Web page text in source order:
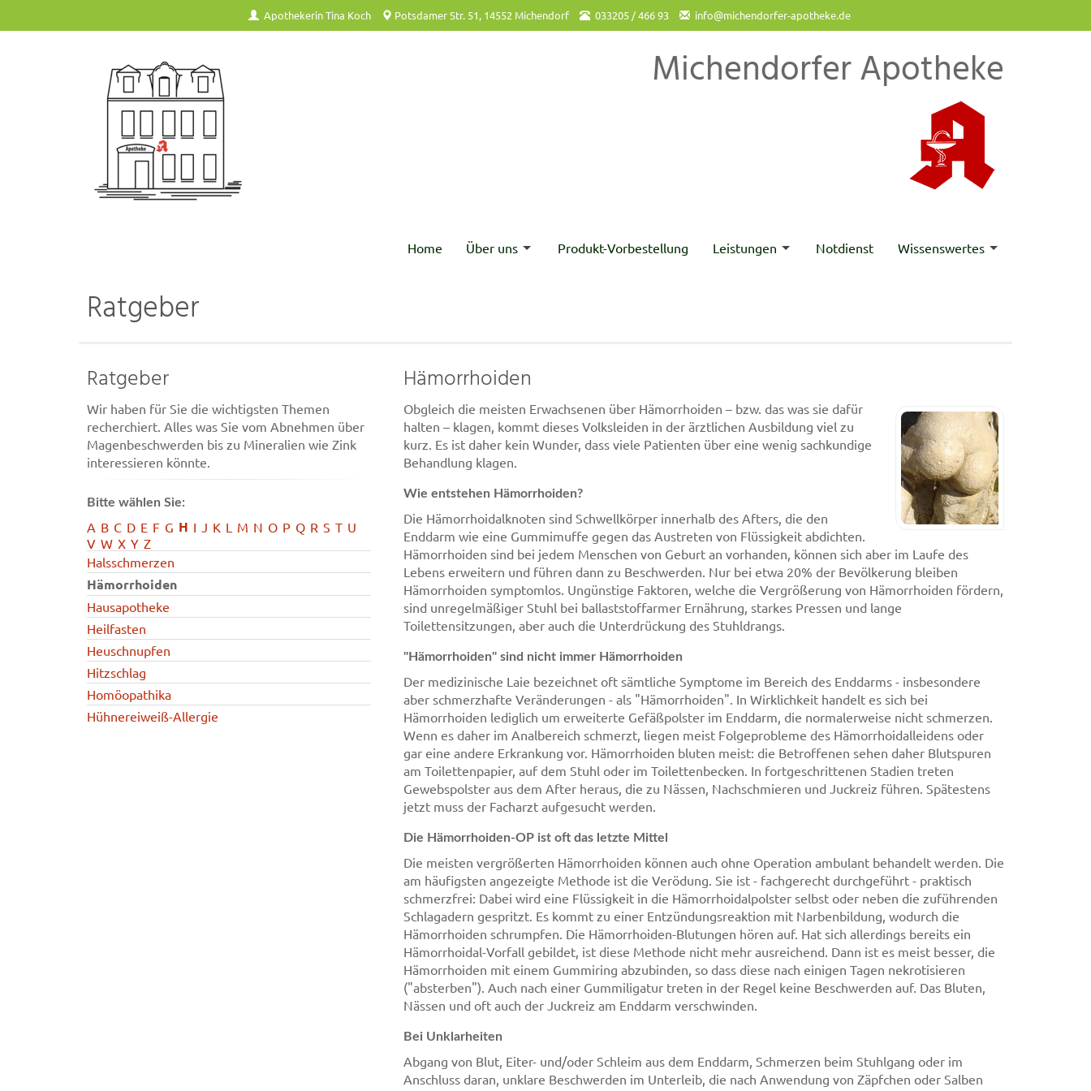
Apothekerin Tina Koch Potsdamer Str. 51, 14552 Michendorf 033205 / 466 93 info@michendorfer-apotheke.de
Michendorfer Apotheke
Home Über uns Produkt-Vorbestellung Leistungen Notdienst Wissenswertes
Ratgeber
Ratgeber
Wir haben für Sie die wichtigsten Themen
recherchiert. Alles was Sie vom Abnehmen über
Magenbeschwerden bis zu Mineralien wie Zink
interessieren könnte.
Bitte wählen Sie:
A B C D E F G H I J K L M N O P Q R S T U
V W X Y Z
Halsschmerzen
Hämorrhoiden
Hausapotheke
Heilfasten
Heuschnupfen
Hitzschlag
Homöopathika
Hühnereiweiß-Allergie
Hämorrhoiden
Obgleich die meisten Erwachsenen über Hämorrhoiden – bzw. das was sie dafür
halten – klagen, kommt dieses Volksleiden in der ärztlichen Ausbildung viel zu
kurz. Es ist daher kein Wunder, dass viele Patienten über eine wenig sachkundige
Behandlung klagen.
Wie entstehen Hämorrhoiden?
Die Hämorrhoidalknoten sind Schwellkörper innerhalb des Afters, die den
Enddarm wie eine Gummimuffe gegen das Austreten von Flüssigkeit abdichten.
Hämorrhoiden sind bei jedem Menschen von Geburt an vorhanden, können sich aber im Laufe des
Lebens erweitern und führen dann zu Beschwerden. Nur bei etwa 20% der Bevölkerung bleiben
Hämorrhoiden symptomlos. Ungünstige Faktoren, welche die Vergrößerung von Hämorrhoiden fördern,
sind unregelmäßiger Stuhl bei ballaststoffarmer Ernährung, starkes Pressen und lange
Toilettensitzungen, aber auch die Unterdrückung des Stuhldrangs.
"Hämorrhoiden" sind nicht immer Hämorrhoiden
Der medizinische Laie bezeichnet oft sämtliche Symptome im Bereich des Enddarms - insbesondere
aber schmerzhafte Veränderungen - als "Hämorrhoiden". In Wirklichkeit handelt es sich bei
Hämorrhoiden lediglich um erweiterte Gefäßpolster im Enddarm, die normalerweise nicht schmerzen.
Wenn es daher im Analbereich schmerzt, liegen meist Folgeprobleme des Hämorrhoidalleidens oder
gar eine andere Erkrankung vor. Hämorrhoiden bluten meist: die Betroffenen sehen daher Blutspuren
am Toilettenpapier, auf dem Stuhl oder im Toilettenbecken. In fortgeschrittenen Stadien treten
Gewebspolster aus dem After heraus, die zu Nässen, Nachschmieren und Juckreiz führen. Spätestens
jetzt muss der Facharzt aufgesucht werden.
Die Hämorrhoiden-OP ist oft das letzte Mittel
Die meisten vergrößerten Hämorrhoiden können auch ohne Operation ambulant behandelt werden. Die
am häufigsten angezeigte Methode ist die Verödung. Sie ist - fachgerecht durchgeführt - praktisch
schmerzfrei: Dabei wird eine Flüssigkeit in die Hämorrhoidalpolster selbst oder neben die zuführenden
Schlagadern gespritzt. Es kommt zu einer Entzündungsreaktion mit Narbenbildung, wodurch die
Hämorrhoiden schrumpfen. Die Hämorrhoiden-Blutungen hören auf. Hat sich allerdings bereits ein
Hämorrhoidal-Vorfall gebildet, ist diese Methode nicht mehr ausreichend. Dann ist es meist besser, die
Hämorrhoiden mit einem Gummiring abzubinden, so dass diese nach einigen Tagen nekrotisieren
("absterben"). Auch nach einer Gummiligatur treten in der Regel keine Beschwerden auf. Das Bluten,
Nässen und oft auch der Juckreiz am Enddarm verschwinden.
Bei Unklarheiten
Abgang von Blut, Eiter- und/oder Schleim aus dem Enddarm, Schmerzen beim Stuhlgang oder im
Anschluss daran, unklare Beschwerden im Unterleib, die nach Anwendung von Zäpfchen oder Salben